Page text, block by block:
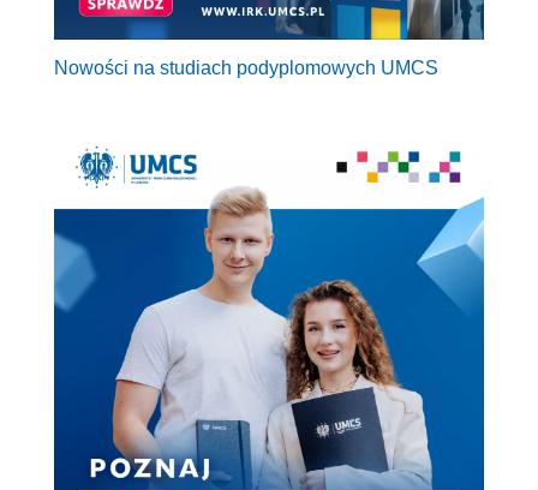
Nowości na studiach podyplomowych UMCS